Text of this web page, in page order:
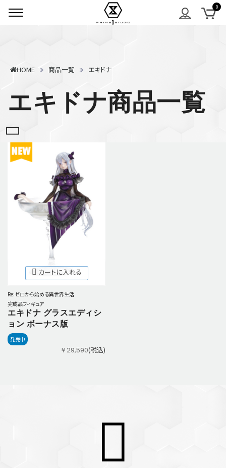
HOME 商品一覧 エキドナ
エキドナ商品一覧
カートに入れる
Re:ゼロから始める異世界生活
完成品フィギュア
エキドナ グラスエディシ
ョン ボーナス版
発売中
￥29,590(税込)